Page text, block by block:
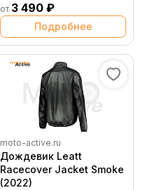
от 3 490 ₽
Подробнее
moto-active.ru
Дождевик Leatt
Racecover Jacket Smoke
(2022)